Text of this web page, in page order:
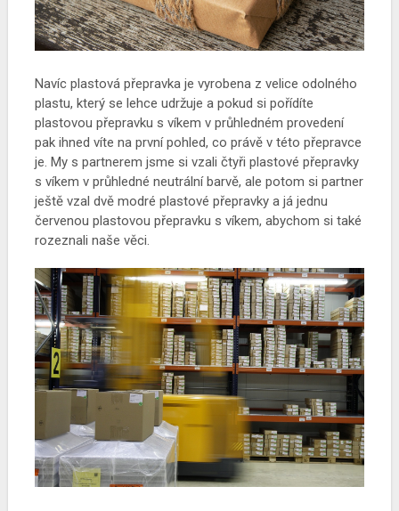
Navíc plastová přepravka je vyrobena z velice odolného
plastu, který se lehce udržuje a pokud si pořídíte
plastovou přepravku s víkem v průhledném provedení
pak ihned víte na první pohled, co právě v této přepravce
je. My s partnerem jsme si vzali čtyři plastové přepravky
s víkem v průhledné neutrální barvě, ale potom si partner
ještě vzal dvě modré plastové přepravky a já jednu
červenou plastovou přepravku s víkem, abychom si také
rozeznali naše věci.